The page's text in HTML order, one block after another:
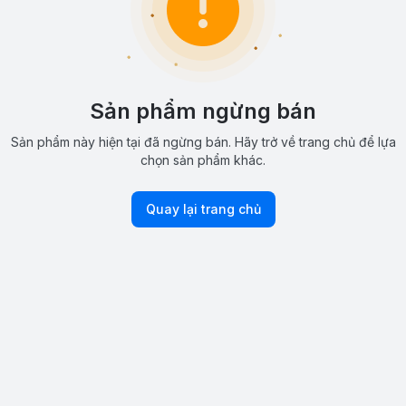
Sản phẩm ngừng bán
Sản phẩm này hiện tại đã ngừng bán. Hãy trở về trang chủ để lựa
chọn sản phẩm khác.
Quay lại trang chủ